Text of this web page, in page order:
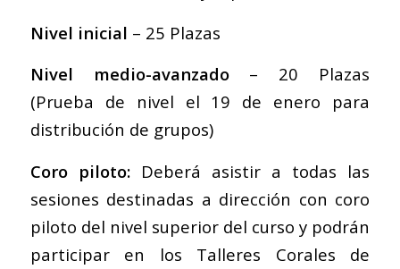
Nivel inicial – 25 Plazas
Nivel medio-avanzado– 20 Plazas
(Prueba de nivel el 19 de enero para
distribución de grupos)
Coro piloto:Deberá asistir a todas las
sesiones destinadas a dirección con coro
piloto del nivel superior del curso y podrán
participar en los Talleres Corales de